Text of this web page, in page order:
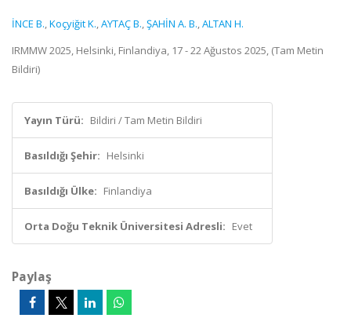
İNCE B.,Koçyiğit K.,AYTAÇ B.,ŞAHİN A. B.,ALTAN H.
IRMMW 2025, Helsinki, Finlandiya, 17 - 22 Ağustos 2025, (Tam Metin
Bildiri)
Yayın Türü: Bildiri / Tam Metin Bildiri
Basıldığı Şehir: Helsinki
Basıldığı Ülke: Finlandiya
Orta Doğu Teknik Üniversitesi Adresli: Evet
Paylaş